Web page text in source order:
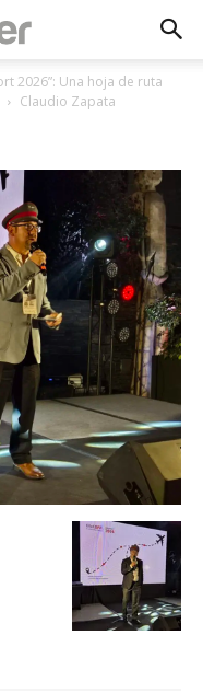
2026”: Una hoja de ruta
Claudio Zapata